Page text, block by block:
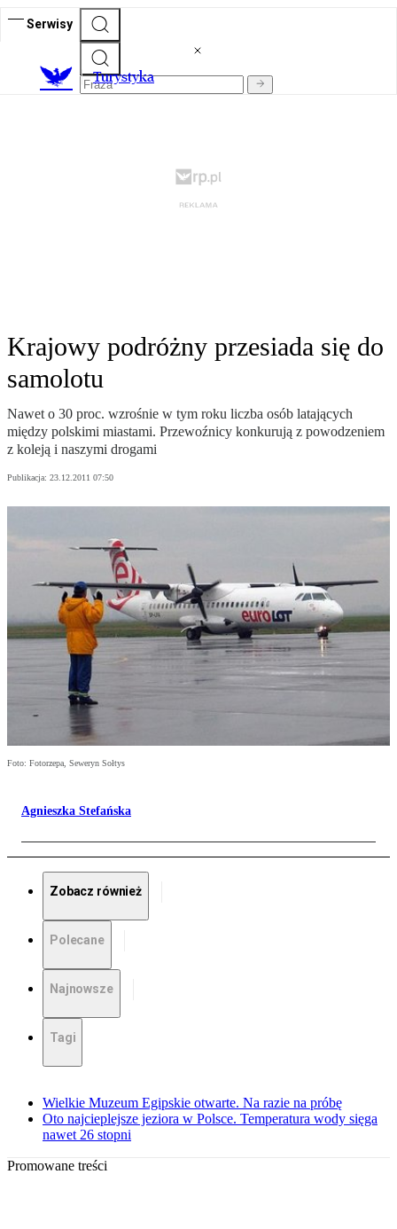
Serwisy
Turystyka
Krajowy podróżny przesiada się do
samolotu
Nawet o 30 proc. wzrośnie w tym roku liczba osób latających
między polskimi miastami. Przewoźnicy konkurują z powodzeniem
z koleją i naszymi drogami
Publikacja: 23.12.2011 07:50
Foto: Fotorzepa, Seweryn Sołtys
Agnieszka Stefańska
Zobacz również
Polecane
Najnowsze
Tagi
Wielkie Muzeum Egipskie otwarte. Na razie na próbę
Oto najcieplejsze jeziora w Polsce. Temperatura wody sięga
nawet 26 stopni
Promowane treści